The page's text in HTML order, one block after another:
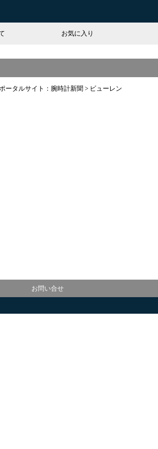
お気に入り
ータルサイト：腕時計新聞 > ビューレン
お問い合せ